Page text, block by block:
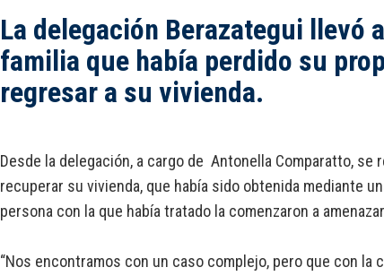
La delegación Berazategui llevó
familia que había perdido su
regresar a su vivienda.
Desde la delegación, a cargo de Antonella Comparatto,
recuperar su vivienda, que había sido obtenida mediante
persona con la que había tratado la comenzaron a
“Nos encontramos con un caso complejo, pero que con